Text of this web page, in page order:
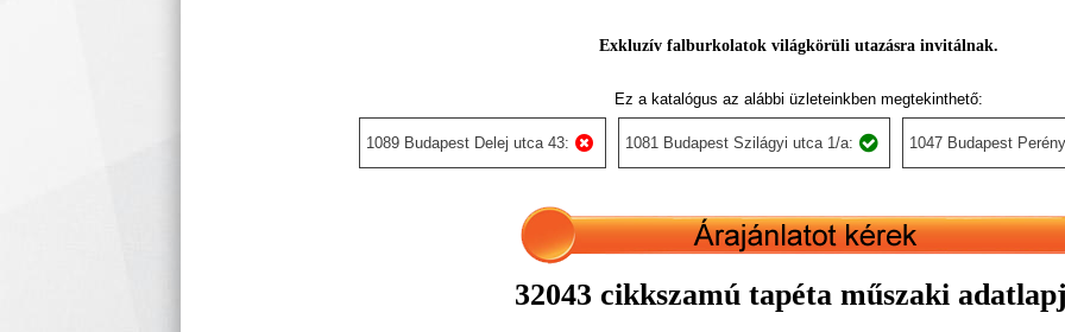
Exkluzív falburkolatok világkörüli utazásra invitálnak.
Ez a katalógus az alábbi üzleteinkben megtekinthető:
1089 Budapest Delej utca 43: 1081 Budapest Szilágyi utca 1/a: 1047 Budapest
32043 cikkszamú tapéta műszaki